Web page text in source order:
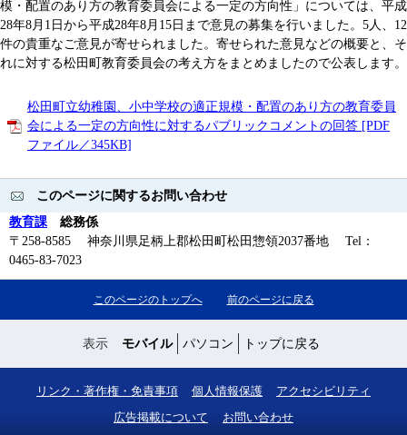
模・配置のあり方の教育委員会による一定の方向性」については、平成
28年8月1日から平成28年8月15日まで意見の募集を行いました。5人、12
件の貴重なご意見が寄せられました。寄せられた意見などの概要と、そ
れに対する松田町教育委員会の考え方をまとめましたので公表します。
松田町立幼稚園、小中学校の適正規模・配置のあり方の教育委員
会による一定の方向性に対するパブリックコメントの回答 [PDF
ファイル／345KB]
このページに関するお問い合わせ
教育課 総務係
〒258-8585 神奈川県足柄上郡松田町松田惣領2037番地 Tel：
0465-83-7023
このページのトップへ 前のページに戻る
表示 モバイル パソコン トップに戻る
リンク・著作権・免責事項 個人情報保護
アクセシビリティ
広告掲載について
お問い合わせ